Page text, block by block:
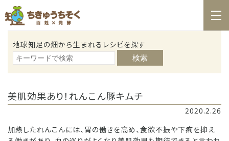
百姓日記
レシピ
お知らせ
料理教室カレンダー
地球知足の畑から生まれるレシピを探す
検索
美肌効果あり！れんこん豚キムチ
2020.2.26
加熱したれんこんには、胃の働きを高め、食欲不振や下痢を抑え